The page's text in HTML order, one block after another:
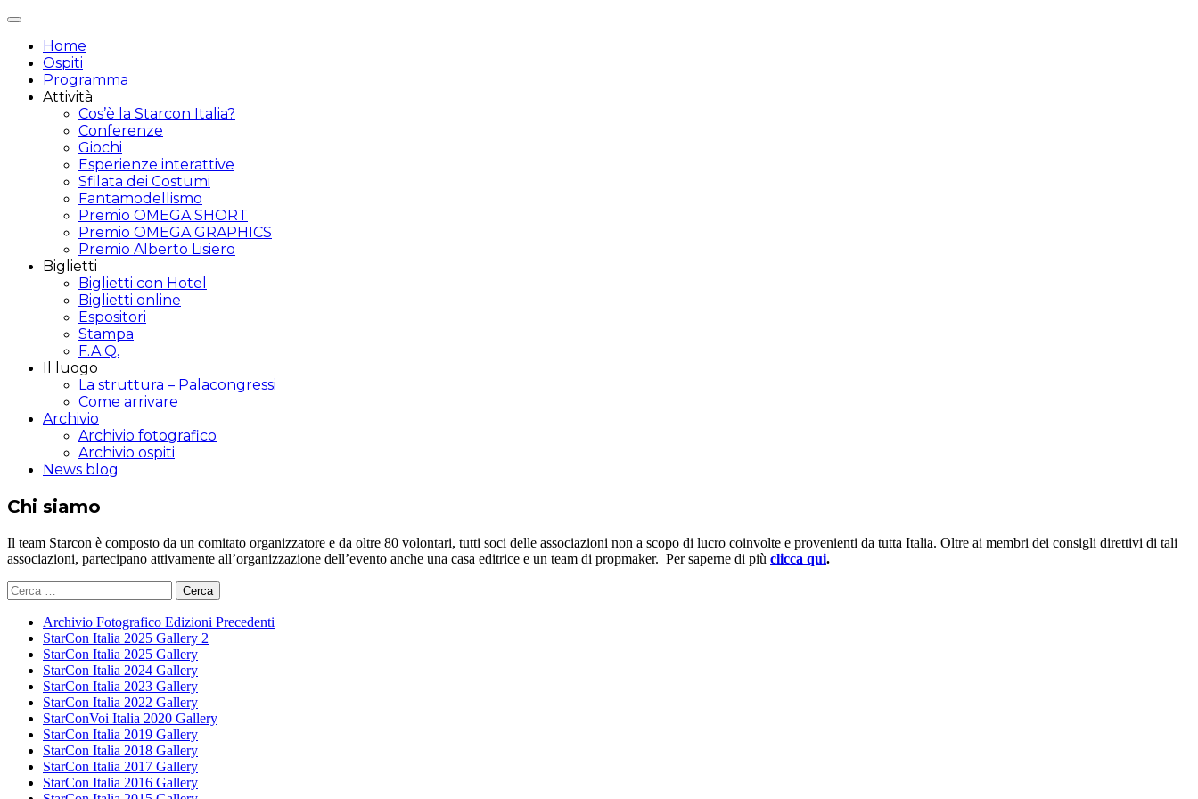
Attiva/disattiva
navigazione
Home
Ospiti
Programma
Attività
Cos’è la Starcon Italia?
Conferenze
Giochi
Esperienze interattive
Sfilata dei Costumi
Fantamodellismo
Premio OMEGA SHORT
Premio OMEGA GRAPHICS
Premio Alberto Lisiero
Biglietti
Biglietti con Hotel
Biglietti online
Espositori
Stampa
F.A.Q.
Il luogo
La struttura – Palacongressi
Come arrivare
Archivio
Archivio fotografico
Archivio ospiti
News blog
Chi siamo
Il team Starcon è composto da un comitato organizzatore e da oltre 80 volontari, tutti soci delle associazioni non a scopo di lucro coinvolte e provenienti da tutta Italia. Oltre ai membri dei consigli direttivi di tali
associazioni, partecipano attivamente all’organizzazione dell’evento anche una casa editrice e un team di propmaker. Per saperne di più clicca qui.
Ricerca
per:
Archivio Fotografico Edizioni Precedenti
StarCon Italia 2025 Gallery 2
StarCon Italia 2025 Gallery
StarCon Italia 2024 Gallery
StarCon Italia 2023 Gallery
StarCon Italia 2022 Gallery
StarConVoi Italia 2020 Gallery
StarCon Italia 2019 Gallery
StarCon Italia 2018 Gallery
StarCon Italia 2017 Gallery
StarCon Italia 2016 Gallery